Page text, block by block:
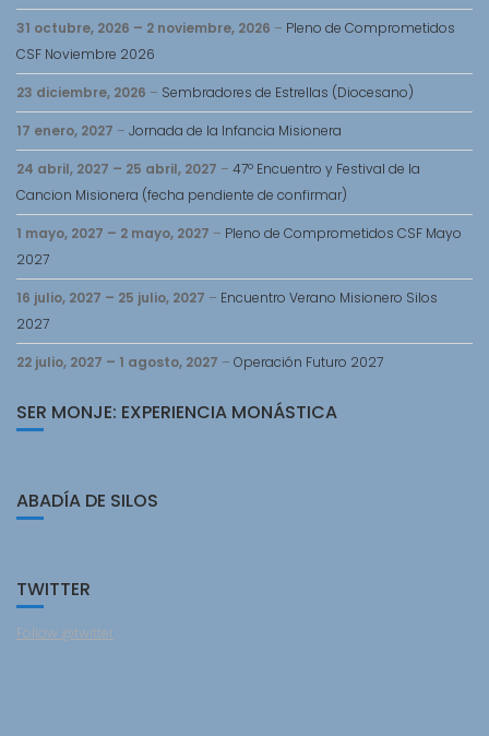
31 octubre, 2026 – 2 noviembre, 2026 – Pleno de Comprometidos
CSF Noviembre 2026
23 diciembre, 2026 – Sembradores de Estrellas (Diocesano)
17 enero, 2027 – Jornada de la Infancia Misionera
24 abril, 2027 – 25 abril, 2027 – 47º Encuentro y Festival de la
Cancion Misionera (fecha pendiente de confirmar)
1 mayo, 2027 – 2 mayo, 2027 – Pleno de Comprometidos CSF Mayo
2027
16 julio, 2027 – 25 julio, 2027 – Encuentro Verano Misionero Silos
2027
22 julio, 2027 – 1 agosto, 2027 – Operación Futuro 2027
SER MONJE: EXPERIENCIA MONÁSTICA
ABADÍA DE SILOS
TWITTER
Follow @twitter